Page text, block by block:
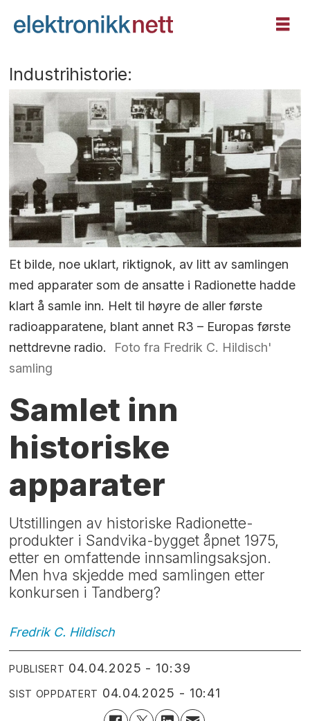
Industrihistorie:
Et bilde, noe uklart, riktignok, av litt av samlingen
med apparater som de ansatte i Radionette hadde
klart å samle inn. Helt til høyre de aller første
radioapparatene, blant annet R3 – Europas første
nettdrevne radio.
Foto fra Fredrik C. Hildisch'
samling
Samlet inn
historiske
apparater
Utstillingen av historiske Radionette-
produkter i Sandvika-bygget åpnet 1975,
etter en omfattende innsamlingsaksjon.
Men hva skjedde med samlingen etter
konkursen i Tandberg?
Fredrik C. Hildisch
PUBLISERT 04.04.2025 - 10:39
SIST OPPDATERT 04.04.2025 - 10:41